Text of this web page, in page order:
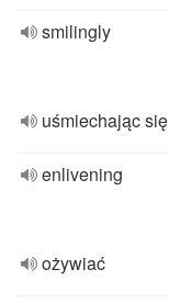
smilingly
uśmiechając się
enlivening
ożywiać